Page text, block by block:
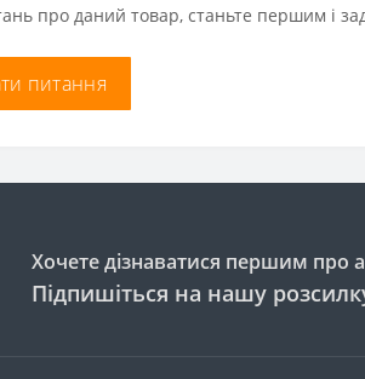
про даний товар, станьте першим і
питання
Хочете дізнаватися першим про
Підпишіться на нашу